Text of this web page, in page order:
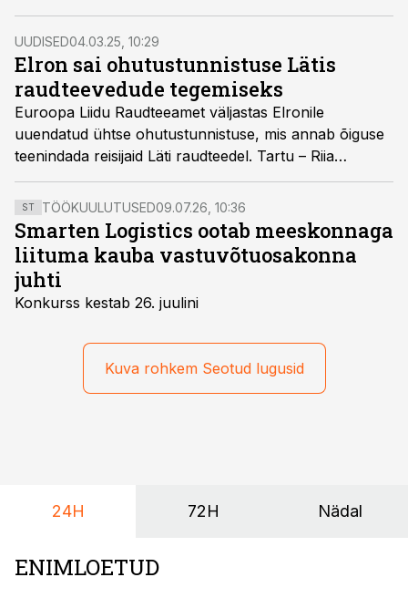
pakkuma kiiremaid ühendusi. Elroni uued rongid
saavad täpsustatud ajakava järgi minna liinile alates
2025. aasta septembrist.
UUDISED04.03.25, 10:29
Elron sai ohutustunnistuse Lätis
raudteevedude tegemiseks
Euroopa Liidu Raudteeamet väljastas Elronile
uuendatud ühtse ohutustunnistuse, mis annab õiguse
teenindada reisijaid Läti raudteedel. Tartu – Riia
reisirongiühenduse käivitamiseks tuleb veel Stadler
FLIRT rongid sertifitseerida ka Läti raudteedel
sõitmiseks.
ST TÖÖKUULUTUSED09.07.26, 10:36
Smarten Logistics ootab meeskonnaga
liituma kauba vastuvõtuosakonna
juhti
Konkurss kestab 26. juulini
Kuva rohkem Seotud lugusid
24H 72H Nädal
ENIMLOETUD